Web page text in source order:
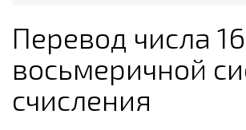
Перевод числа
восьмеричной
счисления